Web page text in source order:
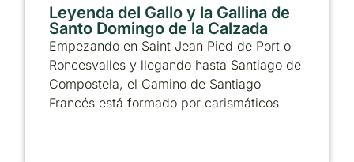
Leyenda del Gallo y la Gallina de
Santo Domingo de la Calzada
Empezando en Saint Jean Pied de Port o
Roncesvalles y llegando hasta Santiago de
Compostela, el Camino de Santiago
Francés está formado por carismáticos